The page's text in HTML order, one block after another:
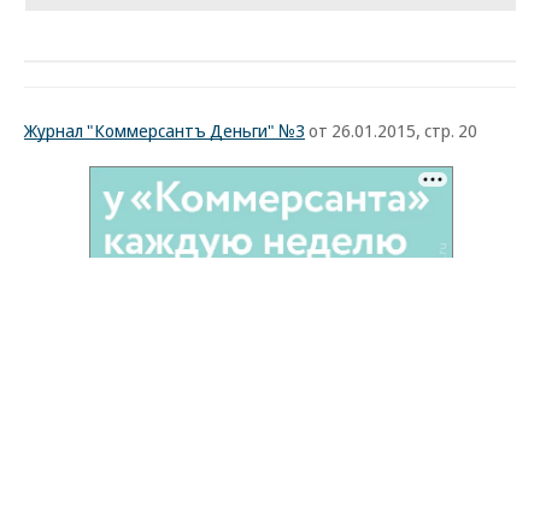
Журнал "Коммерсантъ Деньги" №3 от 26.01.2015, стр. 20